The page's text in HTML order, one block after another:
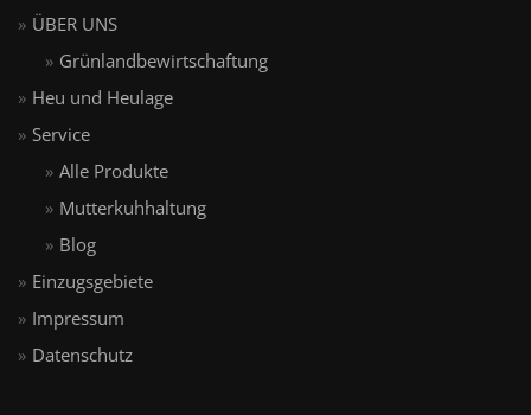
ÜBER UNS
Grünlandbewirtschaftung
Heu und Heulage
Service
Alle Produkte
Mutterkuhhaltung
Blog
Einzugsgebiete
Impressum
Datenschutz